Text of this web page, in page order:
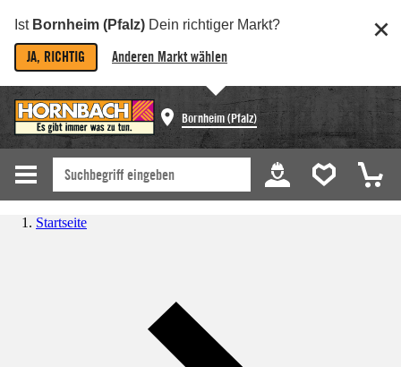
Ist Bornheim (Pfalz) Dein richtiger Markt?
JA, RICHTIG Anderen Markt wählen
Bornheim (Pfalz)
Startseite